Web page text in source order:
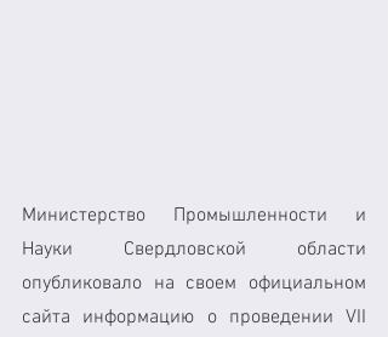
Министерство Промышленности и
Науки Свердловской области
опубликовало на своем официальном
сайта информацию о проведении VII